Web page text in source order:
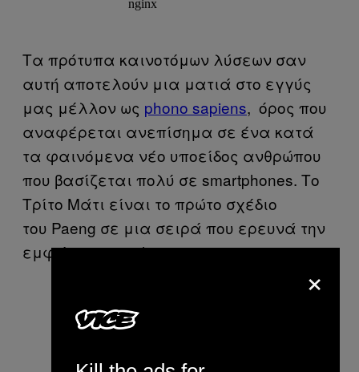
Τα πρότυπα καινοτόμων λύσεων σαν
αυτή αποτελούν μια ματιά στο εγγύς
μας μέλλον ως phono sapiens, όρος που
αναφέρεται ανεπίσημα σε ένα κατά
τα φαινόμενα νέο υποείδος ανθρώπου
που βασίζεται πολύ σε smartphones. Το
Τρίτο Μάτι είναι το πρώτο σχέδιο
του Paeng σε μια σειρά που ερευνά την
εμφάνιση του phono sapiens.
×